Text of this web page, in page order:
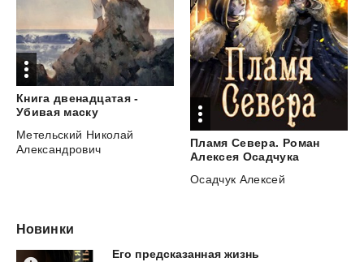
Книга двенадцатая -
Убивая маску
Метельский Николай
Александрович
Пламя Севера. Роман
Алексея Осадчука
Осадчук Алексей
Новинки
Его предсказанная жизнь